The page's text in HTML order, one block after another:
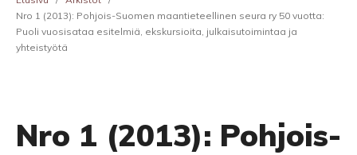
Nro 1 (2013): Pohjois-Suomen maantieteellinen seura ry 50 vuotta:
Puoli vuosisataa esitelmiä, ekskursioita, julkaisutoimintaa ja
yhteistyötä
Nro 1 (2013): Pohjois-